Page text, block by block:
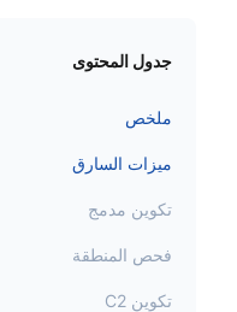
جدول المحتوى
ملخص
ميزات السارق
تكوين مدمج
فحص المنطقة
تكوين C2